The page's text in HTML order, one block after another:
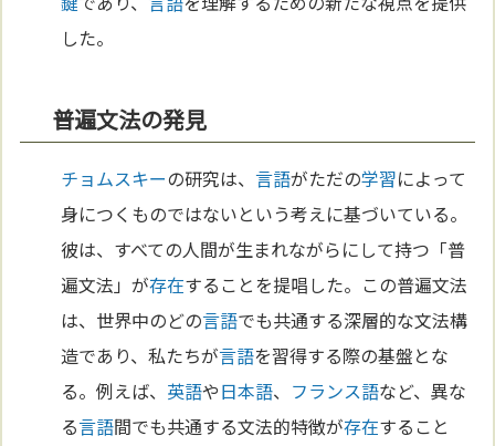
した。
普遍文法の発見
チョムスキーの研究は、言語がただの学習によって
身につくものではないという考えに基づいている。
彼は、すべての人間が生まれながらにして持つ「普
遍文法」が存在することを提唱した。この普遍文法
は、世界中のどの言語でも共通する深層的な文法構
造であり、私たちが言語を習得する際の基盤とな
る。例えば、 英語や日本語、 フランス語など、異な
る言語間でも共通する文法的特徴が存在すること